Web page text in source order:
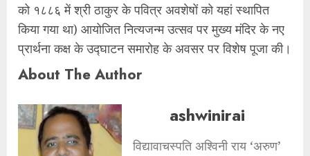
को १८८६ में श्री ठाकुर के पवित्र अवशेषों को यहां स्थापित
किया गया था) आयोजित नित्यजन्म उत्सव पर मुख्य मंदिर के नए
प्रार्थना कक्ष के उद्घाटन समारोह के अवसर पर विशेष पूजा की।
About The Author
ashwinirai
विद्यावाचस्पति अश्विनी राय ‘अरुण’